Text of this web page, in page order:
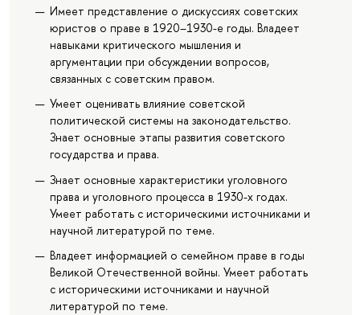
Имеет представление о дискуссиях советских
юристов о праве в 1920–1930-е годы. Владеет
навыками критического мышления и
аргументации при обсуждении вопросов,
связанных с советским правом.
Умеет оценивать влияние советской
политической системы на законодательство.
Знает основные этапы развития советского
государства и права.
Знает основные характеристики уголовного
права и уголовного процесса в 1930-х годах.
Умеет работать с историческими источниками и
научной литературой по теме.
Владеет информацией о семейном праве в годы
Великой Отечественной войны. Умеет работать
с историческими источниками и научной
литературой по теме.